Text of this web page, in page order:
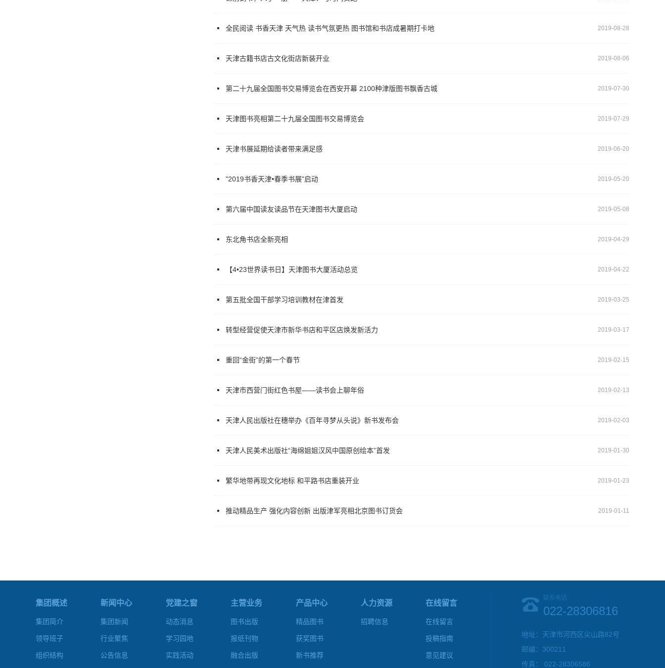
全民阅读 书香天津 天气热 读书气氛更热 图书馆和书店成暑期打卡地 2019-08-28
天津古籍书店古文化街店新装开业 2019-08-06
第二十九届全国图书交易博览会在西安开幕 2100种津版图书飘香古城 2019-07-30
天津图书亮相第二十九届全国图书交易博览会 2019-07-29
天津书展延期给读者带来满足感 2019-06-20
"2019书香天津•春季书展"启动 2019-05-20
第六届中国读友读品节在天津图书大厦启动 2019-05-08
东北角书店全新亮相 2019-04-29
【4•23世界读书日】天津图书大厦活动总览 2019-04-22
第五批全国干部学习培训教材在津首发 2019-03-25
转型经营促使天津市新华书店和平区店焕发新活力 2019-03-17
重回“金街”的第一个春节 2019-02-15
天津市西营门街红色书屋——读书会上聊年俗 2019-02-13
天津人民出版社在穗举办《百年寻梦从头说》新书发布会 2019-02-03
天津人民美术出版社“海绵姐姐汉风中国原创绘本”首发 2019-01-30
繁华地带再现文化地标 和平路书店重装开业 2019-01-23
推动精品生产 强化内容创新 出版津军亮相北京图书订货会 2019-01-11
集团概述
集团简介
领导班子
组织结构
新闻中心
集团新闻
行业聚焦
公告信息
党建之窗
动态消息
学习园地
实践活动
主营业务
图书出版
报纸刊物
融合出版
产品中心
精品图书
获奖图书
新书推荐
人力资源
招聘信息
在线留言
在线留言
投稿指南
意见建议
联系电话
022-28306816
地址：天津市河西区尖山路82号
邮编：300211
传真： 022-28306586